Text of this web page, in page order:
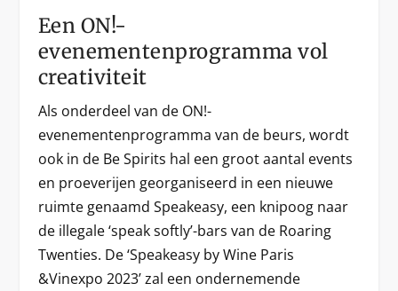
Een ON!-
evenementenprogramma vol
creativiteit
Als onderdeel van de ON!-
evenementenprogramma van de beurs, wordt
ook in de Be Spirits hal een groot aantal events
en proeverijen georganiseerd in een nieuwe
ruimte genaamd Speakeasy, een knipoog naar
de illegale ‘speak softly’-bars van de Roaring
Twenties. De ‘Speakeasy by Wine Paris
&Vinexpo 2023’ zal een ondernemende